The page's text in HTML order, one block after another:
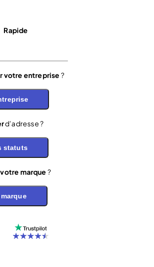
Rapide
votre entreprise ?
d’adresse ?
statuts
marque ?